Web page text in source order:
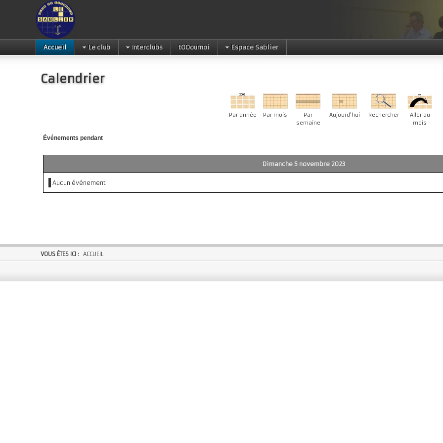
Accueil Le club Interclubs tOOournoi Espace Sablier
Calendrier
Par année Par mois
Par
semaine
Aujourd'hui Rechercher
Aller au
mois
Événements pendant
Dimanche 5 novembre 2023
Aucun événement
VOUS ÊTES ICI : ACCUEIL